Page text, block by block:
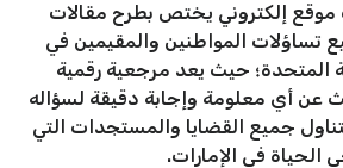
موقع إلكتروني يختص بطرح مقالات
تساؤلات المواطنين والمقيمين في
المتحدة؛ حيث يعد مرجعية رقمية
عن أي معلومة وإجابة دقيقة لسؤاله
جميع القضايا والمستجدات التي
الحياة في الإمارات.